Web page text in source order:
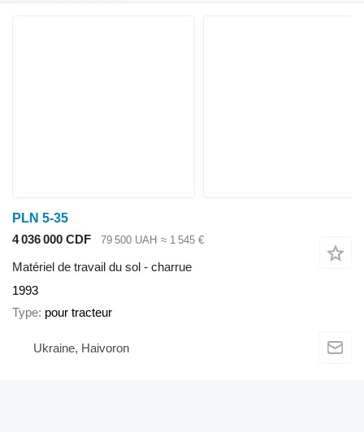
PLN 5-35
4 036 000 CDF
79 500 UAH ≈ 1 545 €
Matériel de travail du sol - charrue
1993
Type pour tracteur
Ukraine, Haivoron